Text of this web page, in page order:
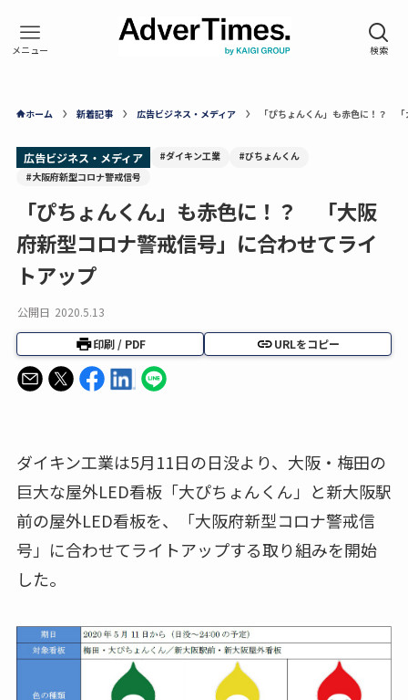
ホーム 新着記事 広告ビジネス・メディア 「ぴちょんくん」も赤色に！？
広告ビジネス・メディア #ダイキン工業
#びちょんくん
#大阪府新型コロナ警戒信号
「ぴちょんくん」も赤色に！？ 「大阪
府新型コロナ警戒信号」に合わせてライ
トアップ
公開日 2020.5.13
印刷 / PDF URLをコピー
ダイキン工業は5月11日の日没より、大阪・梅田の
巨大な屋外LED看板「大ぴちょんくん」と新大阪駅
前の屋外LED看板を、「大阪府新型コロナ警戒信
号」に合わせてライトアップする取り組みを開始
した。